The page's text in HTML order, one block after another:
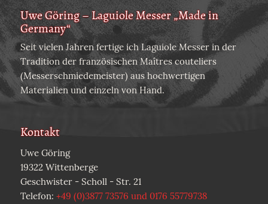
Uwe Göring – Laguiole Messer „Made in
Germany“
Seit vielen Jahren fertige ich Laguiole Messer in der
Tradition der französischen Maîtres couteliers
(Messerschmiedemeister) aus hochwertigen
Materialien und einzeln von Hand.
Kontakt
Uwe Göring
19322 Wittenberge
Geschwister - Scholl - Str. 21
Telefon: +49 (0)3877 73576 und 0176 55779738